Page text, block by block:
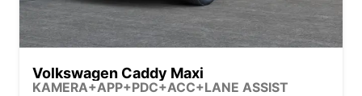
Volkswagen Caddy Maxi
KAMERA+APP+PDC+ACC+LANE ASSIST